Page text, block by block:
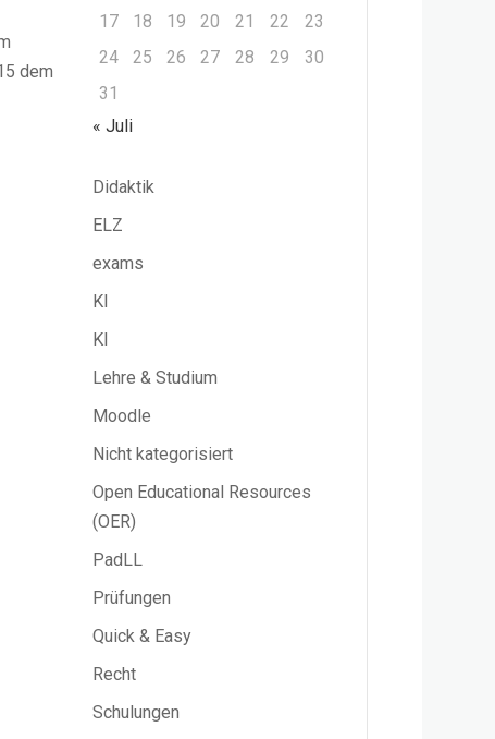
dem
17
18 19 20 21 22
23
24
25 26 27 28 29
30
31
« Juli
Didaktik
ELZ
exams
KI
KI
Lehre & Studium
Moodle
Nicht kategorisiert
Open Educational Resources
(OER)
PadLL
Prüfungen
Quick & Easy
Recht
Schulungen